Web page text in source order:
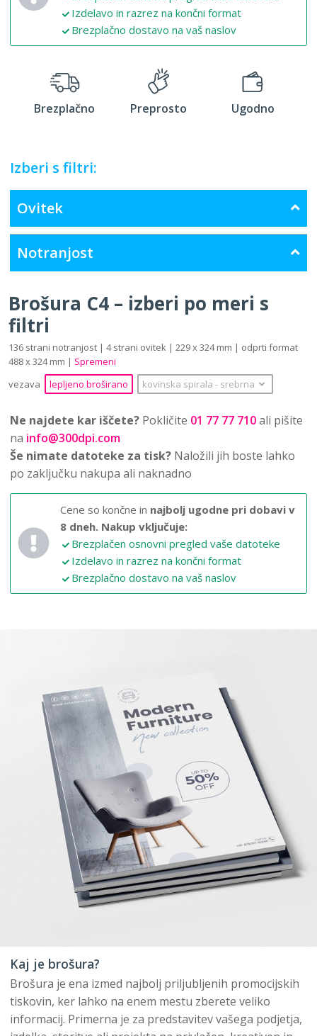
Izdelavo in razrez na končni format
Brezplačno dostavo na vaš naslov
Brezplačno Preprosto Ugodno
Izberi s filtri:
Ovitek
Notranjost
Brošura C4 – izberi po meri s
filtri
136 strani notranjost | 4 strani ovitek | 229 x 324 mm | odprti format
488 x 324 mm | Spremeni
vezava
lepljeno broširano kovinska spirala ‐ srebrna
Ne najdete kar iščete? Pokličite 01 77 77 710ali pišite
na info@300dpi.com
Še nimate datoteke za tisk? Naložili jih boste lahko
po zaključku nakupa ali naknadno
Cene so končne in najbolj ugodne pri dobavi v
8 dneh. Nakup vključuje:
Brezplačen osnovni pregled vaše datoteke
Izdelavo in razrez na končni format
Brezplačno dostavo na vaš naslov
Kaj je brošura?
Brošura je ena izmed najbolj priljubljenih promocijskih
tiskovin, ker lahko na enem mestu zberete veliko
informacij. Primerna je za predstavitev vašega podjetja,